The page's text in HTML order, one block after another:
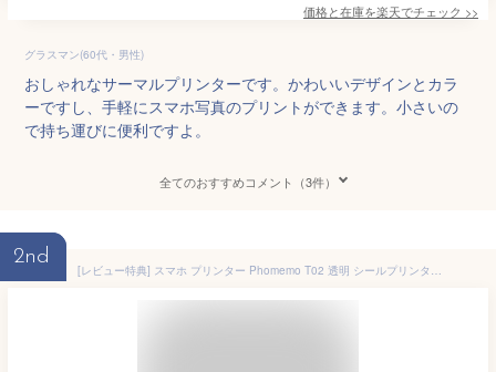
価格と在庫を楽天でチェック >>
グラスマン(60代・男性)
おしゃれなサーマルプリンターです。かわいいデザインとカラ
ーですし、手軽にスマホ写真のプリントができます。小さいの
で持ち運びに便利ですよ。
全てのおすすめコメント（3件）
2nd
[レビュー特典] スマホ プリンター Phomemo T02 透明 シールプリンター 小型 ラベルプリンター 持ち運び 軽量 ミニプリンター 本体 モバイルプリンター サーマルプリンター フォトプリンター 写真 初心者 新学期準備 かわいい プレゼント フォメモ公式 宛名印刷 食品表示